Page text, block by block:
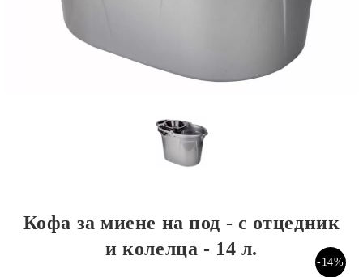
Кофа за миене на под - с отцедник
и колелца - 14 л.
-14%